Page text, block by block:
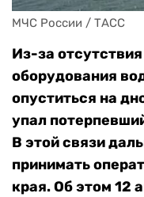
МЧС России / ТАСС
Из-за
оборудования
опуститься на
упал
В этой связи
принимать
края. Об этом 12